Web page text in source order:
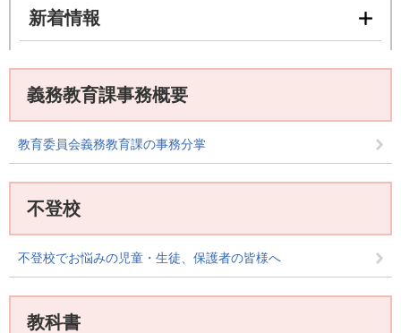
新着情報
義務教育課事務概要
教育委員会義務教育課の事務分掌
不登校
不登校でお悩みの児童・生徒、保護者の皆様へ
教科書